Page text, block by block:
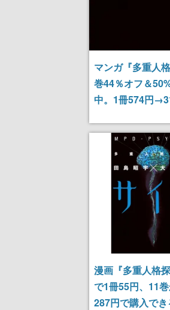
マンガ『多重人
巻44％オフ＆
中。1冊574円
漫画『多重人格
で1冊55円、11
287円で購入で